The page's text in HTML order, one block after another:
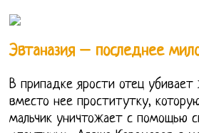
Эвтаназия – последнее
В припадке ярости отец
вместо нее проститутку,
мальчик уничтожает с помощью